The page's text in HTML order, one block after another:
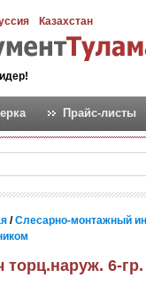
Казахстан
Прайс-листы
/Слесарно-монтажный
торц.наруж. 6-гр.